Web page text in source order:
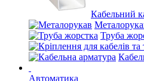
Кабельний
Труба
Автоматика